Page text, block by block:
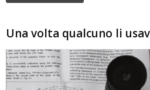
Una volta qualcuno li